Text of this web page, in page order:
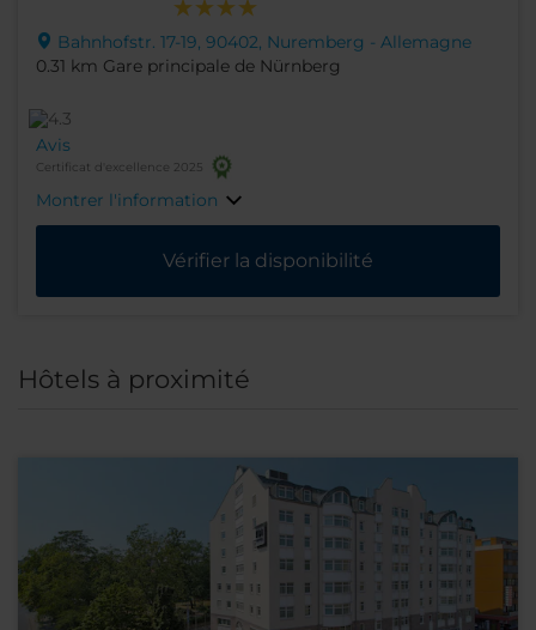
Bahnhofstr. 17-19, 90402, Nuremberg - Allemagne
0.31 km Gare principale de Nürnberg
Avis
Certificat d'excellence 2025
Montrer l'information
Vérifier la disponibilité
Hôtels à proximité